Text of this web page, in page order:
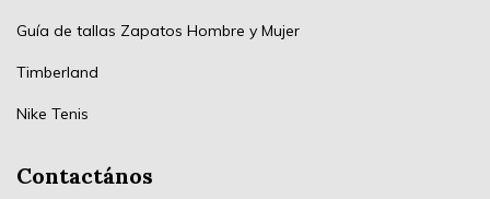
Guía de tallas Zapatos Hombre y Mujer
Timberland
Nike Tenis
Contactános